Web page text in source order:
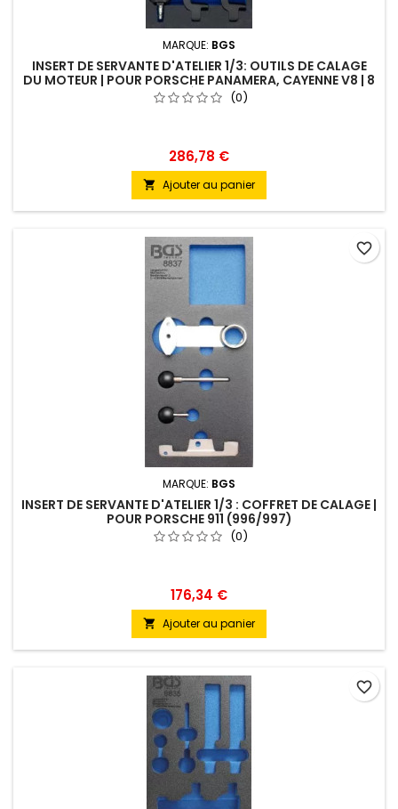
MARQUE: BGS
INSERT DE SERVANTE D'ATELIER 1/3: OUTILS DE CALAGE
DU MOTEUR | POUR PORSCHE PANAMERA, CAYENNE V8 | 8
PIÈCES
(0)
286,78 €
 Ajouter au panier
MARQUE: BGS
INSERT DE SERVANTE D'ATELIER 1/3 : COFFRET DE CALAGE |
POUR PORSCHE 911 (996/997)
(0)
176,34 €
 Ajouter au panier
favorite_border
favorite_border